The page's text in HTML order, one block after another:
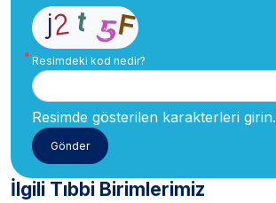
Resimdeki kod nedir?
Resimde gösterilen karakterleri girin.
İlgili Tıbbi Birimlerimiz